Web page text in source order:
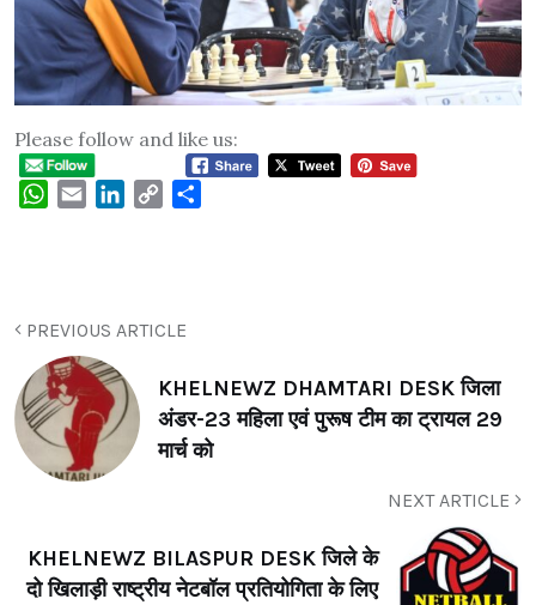
Please follow and like us:
WhatsApp
Email LinkedIn
Copy
PREVIOUS ARTICLE
KHELNEWZ DHAMTARI DESK जिला
अंडर-23 महिला एवं पुरूष टीम का ट्रायल 29
मार्च को
NEXT ARTICLE
KHELNEWZ BILASPUR DESK जिले के
दो खिलाड़ी राष्ट्रीय नेटबॉल प्रतियोगिता के लिए